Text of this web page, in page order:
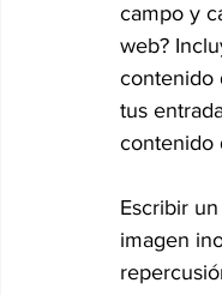
campo y
web?
contenido
tus
contenido
Escribir
imagen